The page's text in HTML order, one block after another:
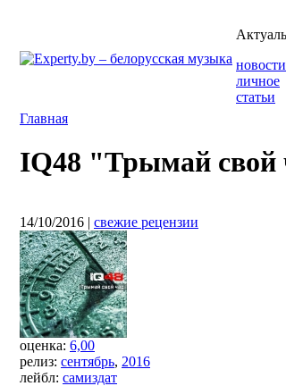
новости
личное
статьи
Главная
IQ48 "Трымай свой
14/10/2016 | свежие рецензии
оценка: 6,00
релиз: сентябрь, 2016
лейбл: самиздат